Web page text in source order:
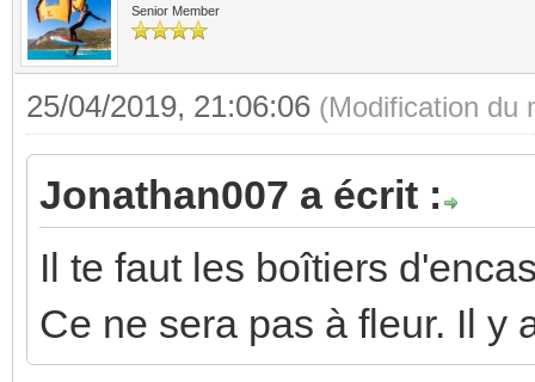
Senior Member
25/04/2019, 21:06:06 (Modification du
Jonathan007 a écrit :
Il te faut les boîtiers
Ce ne sera pas à fleur. Il y